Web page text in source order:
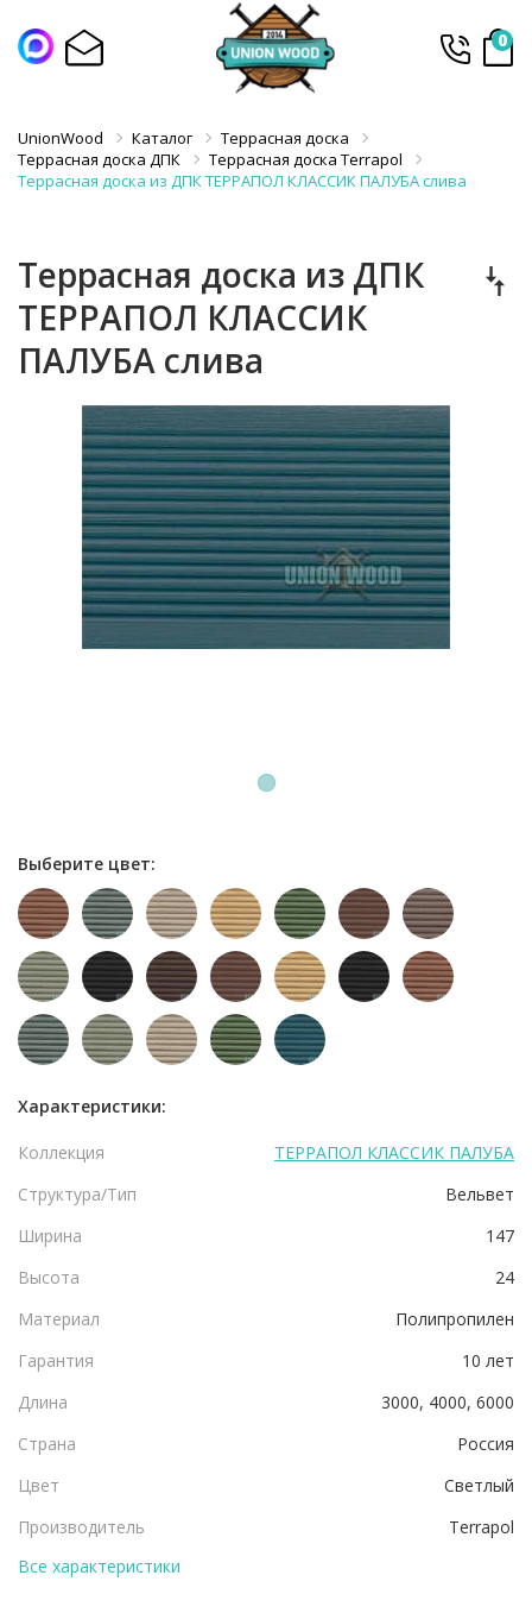
0
UnionWood Каталог
Террасная доска
Террасная доска ДПК
Террасная доска Terrapol
Террасная доска из ДПК ТЕРРАПОЛ КЛАССИК ПАЛУБА слива
Террасная доска из ДПК
ТЕРРАПОЛ КЛАССИК
ПАЛУБА слива
1
Выберите цвет:
Характеристики:
Коллекция
ТЕРРАПОЛ КЛАССИК ПАЛУБА
Структура/Тип
Вельвет
Ширина
147
Высота
24
Материал
Полипропилен
Гарантия
10 лет
Длина
3000, 4000, 6000
Страна
Россия
Цвет
Светлый
Производитель
Terrapol
Все характеристики